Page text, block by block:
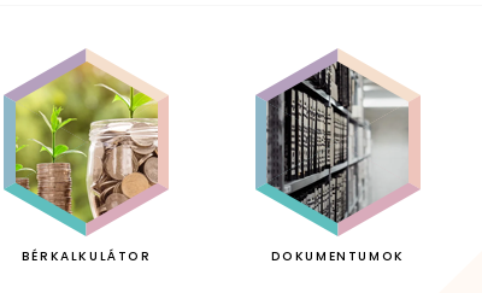
BÉRKALKULÁTOR DOKUMENTUMOK